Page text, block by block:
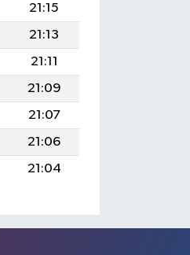
21:15
21:13
21:11
21:09
21:07
21:06
21:04